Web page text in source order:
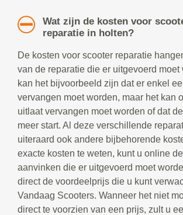
Wat zijn de kosten voor
reparatie in holten?
De kosten voor scooter reparatie
van de reparatie die er uitgevoerd moet
kan het bijvoorbeeld zijn dat er enkel
vervangen moet worden, maar het kan
uitlaat vervangen moet worden of dat
meer start. Al deze verschillende
uiteraard ook andere bijbehorende
exacte kosten te weten, kunt u online
aanvinken die er uitgevoerd moet
direct de voordeelprijs die u kunt
Vandaag Scooters. Wanneer het niet
direct te voorzien van een prijs, zult u